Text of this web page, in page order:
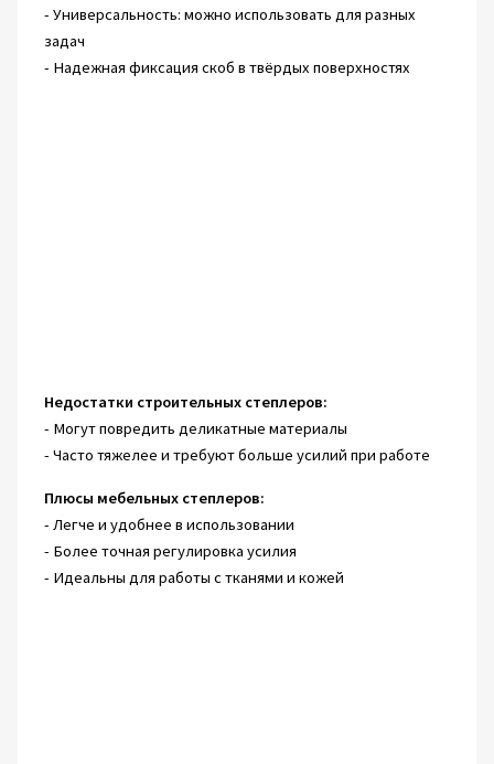
- Универсальность: можно использовать для разных
задач
- Надежная фиксация скоб в твёрдых поверхностях
Недостатки строительных степлеров:
- Могут повредить деликатные материалы
- Часто тяжелее и требуют больше усилий при работе
Плюсы мебельных степлеров:
- Легче и удобнее в использовании
- Более точная регулировка усилия
- Идеальны для работы с тканями и кожей